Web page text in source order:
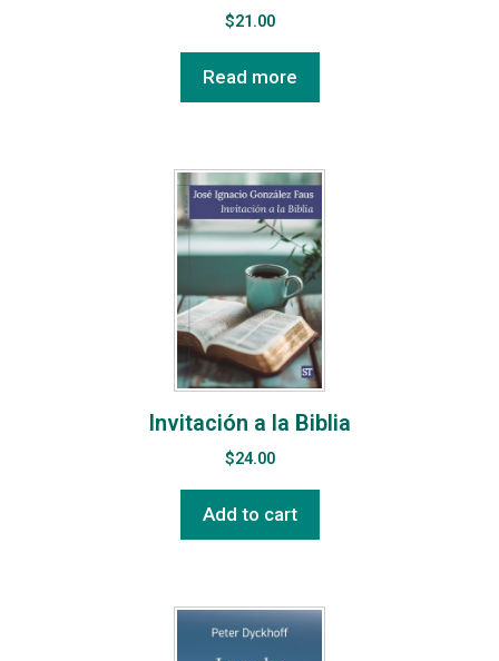
$21.00
Read more
Invitación a la Biblia
$24.00
Add to cart